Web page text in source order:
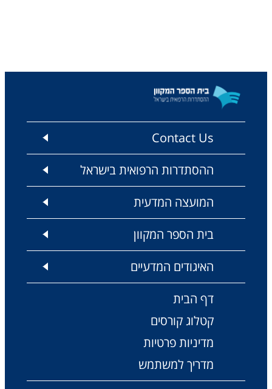
Contact Us
ההסתדרות הרפואית בישראל
המועצה המדעית
בית הספר המקוון
האיגודים המדעיים
דף הבית
קטלוג קורסים
מדיניות פרטיות
מדריך למשתמש